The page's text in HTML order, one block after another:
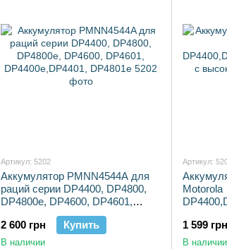
Артикул: 5202
Аккумулятор PMNN4544A для
раций серии DP4400, DP4800,
DP4800е, DP4600, DP4601,
DP4400е,DP4401, DP4801е
2 600 грн
Купить
В наличии
Артикул:
Motorola
с
1 599 грн
В наличии